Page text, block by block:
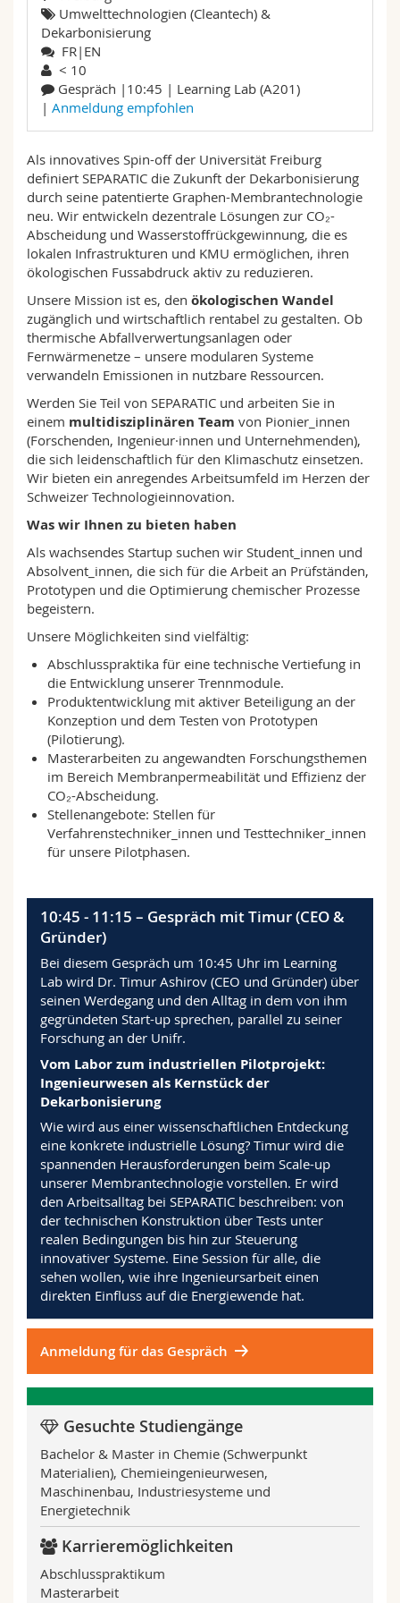
Math.-Nat. und Med. Fak.
Interfakultär
Mitarbeitende
Doktorierende
Webmail
Vorlesungsverzeichnis
MyUnifr
Umwelttechnologien (Cleantech) &
Dekarbonisierung
FR|EN
< 10
Gespräch |10:45 | Learning Lab (A201)
| Anmeldung empfohlen
Als innovatives Spin-off der Universität Freiburg
definiert SEPARATIC die Zukunft der Dekarbonisierung
durch seine patentierte Graphen-Membrantechnologie
neu. Wir entwickeln dezentrale Lösungen zur CO₂-
Abscheidung und Wasserstoffrückgewinnung, die es
lokalen Infrastrukturen und KMU ermöglichen, ihren
ökologischen Fussabdruck aktiv zu reduzieren.
Unsere Mission ist es, den ökologischen Wandel
zugänglich und wirtschaftlich rentabel zu gestalten. Ob
thermische Abfallverwertungsanlagen oder
Fernwärmenetze – unsere modularen Systeme
verwandeln Emissionen in nutzbare Ressourcen.
Werden Sie Teil von SEPARATIC und arbeiten Sie in
einem multidisziplinären Team von Pionier_innen
(Forschenden, Ingenieur·innen und Unternehmenden),
die sich leidenschaftlich für den Klimaschutz einsetzen.
Wir bieten ein anregendes Arbeitsumfeld im Herzen der
Schweizer Technologieinnovation.
Was wir Ihnen zu bieten haben
Als wachsendes Startup suchen wir Student_innen und
Absolvent_innen, die sich für die Arbeit an Prüfständen,
Prototypen und die Optimierung chemischer Prozesse
begeistern.
Unsere Möglichkeiten sind vielfältig:
Abschlusspraktika für eine technische Vertiefung in
die Entwicklung unserer Trennmodule.
Produktentwicklung mit aktiver Beteiligung an der
Konzeption und dem Testen von Prototypen
(Pilotierung).
Masterarbeiten zu angewandten Forschungsthemen
im Bereich Membranpermeabilität und Effizienz der
CO₂-Abscheidung.
Stellenangebote: Stellen für
Verfahrenstechniker_innen und Testtechniker_innen
für unsere Pilotphasen.
10:45 - 11:15 – Gespräch mit Timur (CEO &
Gründer)
Bei diesem Gespräch um 10:45 Uhr im Learning
Lab wird Dr. Timur Ashirov (CEO und Gründer) über
seinen Werdegang und den Alltag in dem von ihm
gegründeten Start-up sprechen, parallel zu seiner
Forschung an der Unifr.
Vom Labor zum industriellen Pilotprojekt:
Ingenieurwesen als Kernstück der
Dekarbonisierung
Wie wird aus einer wissenschaftlichen Entdeckung
eine konkrete industrielle Lösung? Timur wird die
spannenden Herausforderungen beim Scale-up
unserer Membrantechnologie vorstellen. Er wird
den Arbeitsalltag bei SEPARATIC beschreiben: von
der technischen Konstruktion über Tests unter
realen Bedingungen bis hin zur Steuerung
innovativer Systeme. Eine Session für alle, die
sehen wollen, wie ihre Ingenieursarbeit einen
direkten Einfluss auf die Energiewende hat.
Anmeldung für das Gespräch
Gesuchte Studiengänge
Bachelor & Master in Chemie (Schwerpunkt
Materialien), Chemieingenieurwesen,
Maschinenbau, Industriesysteme und
Energietechnik
Karrieremöglichkeiten
Abschlusspraktikum
Masterarbeit